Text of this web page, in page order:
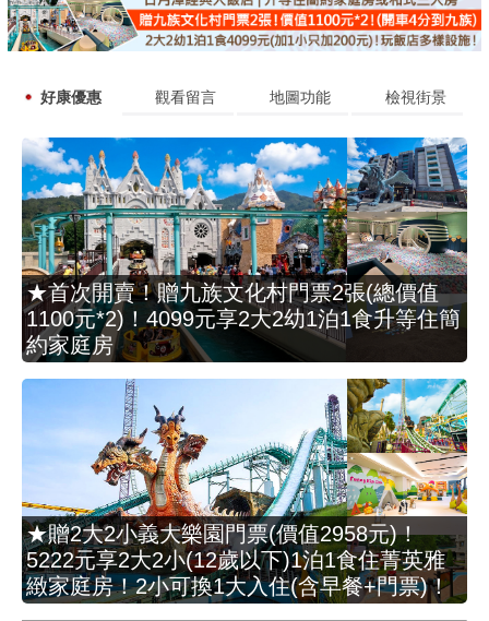
好康優惠 觀看留言 地圖功能 檢視街景
★首次開賣！贈九族文化村門票2張(總價值
1100元*2)！4099元享2大2幼1泊1食升等住簡
約家庭房
★贈2大2小義大樂園門票(價值2958元)！
5222元享2大2小(12歲以下)1泊1食住菁英雅
緻家庭房！2小可換1大入住(含早餐+門票)！